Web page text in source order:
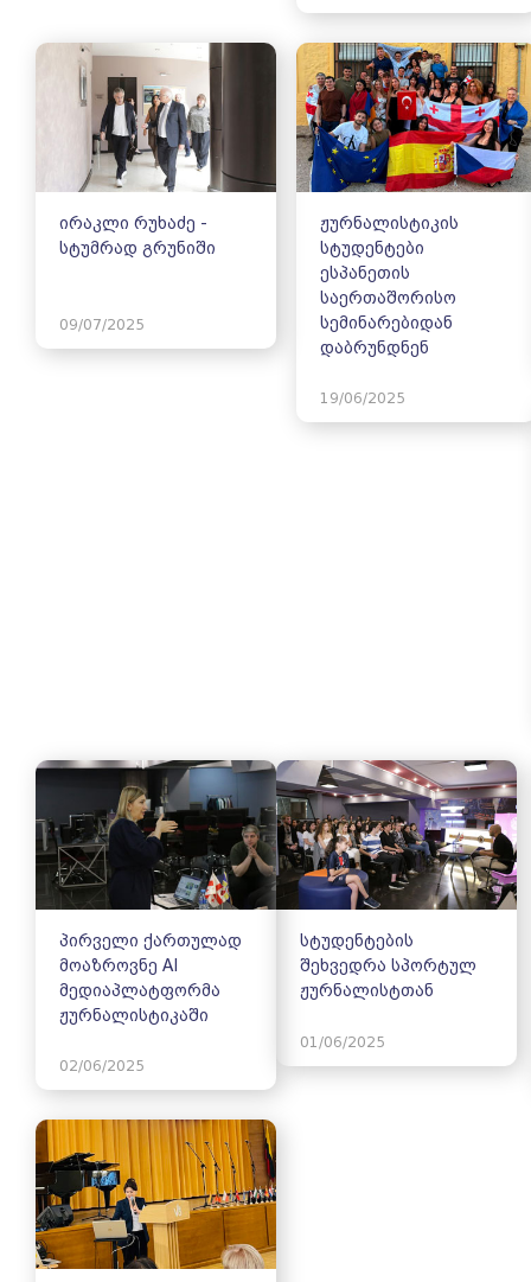
ირაკლი რუხაძე -
სტუმრად გრუნიში
09/07/2025
ჟურნალისტიკის
სტუდენტები
ესპანეთის
საერთაშორისო
სემინარებიდან
დაბრუნდნენ
19/06/2025
პირველი ქართულად
მოაზროვნე AI
მედიაპლატფორმა
ჟურნალისტიკაში
02/06/2025
სტუდენტების
შეხვედრა სპორტულ
ჟურნალისტთან
01/06/2025